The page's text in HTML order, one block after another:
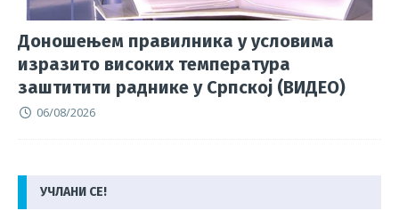
Доношењем правилника у условима
изразито високих температура
заштитити раднике у Српској (ВИДЕО)
06/08/2026
УЧЛАНИ СЕ!